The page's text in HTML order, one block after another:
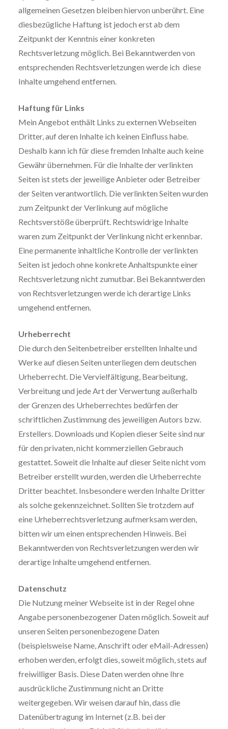
allgemeinen Gesetzen bleiben hiervon unberührt. Eine
diesbezügliche Haftung ist jedoch erst ab dem
Zeitpunkt der Kenntnis einer konkreten
Rechtsverletzung möglich. Bei Bekanntwerden von
entsprechenden Rechtsverletzungen werde ich diese
Inhalte umgehend entfernen.
Haftung für Links
Mein Angebot enthält Links zu externen Webseiten
Dritter, auf deren Inhalte ich keinen Einfluss habe.
Deshalb kann ich für diese fremden Inhalte auch keine
Gewähr übernehmen. Für die Inhalte der verlinkten
Seiten ist stets der jeweilige Anbieter oder Betreiber
der Seiten verantwortlich. Die verlinkten Seiten wurden
zum Zeitpunkt der Verlinkung auf mögliche
Rechtsverstöße überprüft. Rechtswidrige Inhalte
waren zum Zeitpunkt der Verlinkung nicht erkennbar.
Eine permanente inhaltliche Kontrolle der verlinkten
Seiten ist jedoch ohne konkrete Anhaltspunkte einer
Rechtsverletzung nicht zumutbar. Bei Bekanntwerden
von Rechtsverletzungen werde ich derartige Links
umgehend entfernen.
Urheberrecht
Die durch den Seitenbetreiber erstellten Inhalte und
Werke auf diesen Seiten unterliegen dem deutschen
Urheberrecht. Die Vervielfältigung, Bearbeitung,
Verbreitung und jede Art der Verwertung außerhalb
der Grenzen des Urheberrechtes bedürfen der
schriftlichen Zustimmung des jeweiligen Autors bzw.
Erstellers. Downloads und Kopien dieser Seite sind nur
für den privaten, nicht kommerziellen Gebrauch
gestattet. Soweit die Inhalte auf dieser Seite nicht vom
Betreiber erstellt wurden, werden die Urheberrechte
Dritter beachtet. Insbesondere werden Inhalte Dritter
als solche gekennzeichnet. Sollten Sie trotzdem auf
eine Urheberrechtsverletzung aufmerksam werden,
bitten wir um einen entsprechenden Hinweis. Bei
Bekanntwerden von Rechtsverletzungen werden wir
derartige Inhalte umgehend entfernen.
Datenschutz
Die Nutzung meiner Webseite ist in der Regel ohne
Angabe personenbezogener Daten möglich. Soweit auf
unseren Seiten personenbezogene Daten
(beispielsweise Name, Anschrift oder eMail-Adressen)
erhoben werden, erfolgt dies, soweit möglich, stets auf
freiwilliger Basis. Diese Daten werden ohne Ihre
ausdrückliche Zustimmung nicht an Dritte
weitergegeben. Wir weisen darauf hin, dass die
Datenübertragung im Internet (z.B. bei der